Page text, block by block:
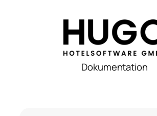
Dokumentation